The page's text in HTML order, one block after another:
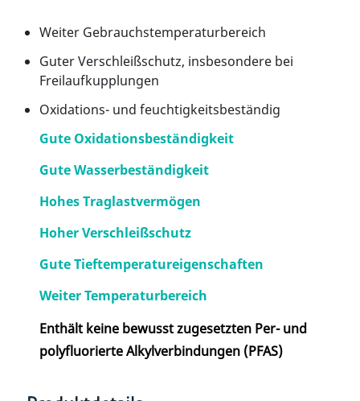
Weiter Gebrauchstemperaturbereich
Guter Verschleißschutz, insbesondere bei
Freilaufkupplungen
Oxidations- und feuchtigkeitsbeständig
Gute Oxidationsbeständigkeit
Gute Wasserbeständigkeit
Hohes Traglastvermögen
Hoher Verschleißschutz
Gute Tieftemperatureigenschaften
Weiter Temperaturbereich
Enthält keine bewusst zugesetzten Per- und
polyfluorierte Alkylverbindungen (PFAS)